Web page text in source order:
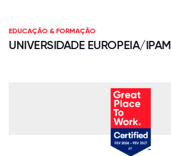
EDUCAÇÃO & FORMAÇÃO
UNIVERSIDADE EUROPEIA/IPAM